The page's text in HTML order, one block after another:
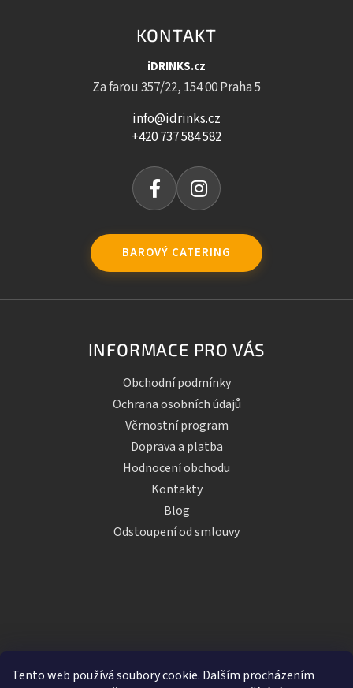
Tento web používá soubory cookie. Dalším procházením
KONTAKT
iDRINKS.cz
Za farou 357/22, 154 00 Praha 5
info@idrinks.cz
+420 737 584 582
BAROVÝ CATERING
INFORMACE PRO VÁS
Obchodní podmínky
Ochrana osobních údajů
Věrnostní program
Doprava a platba
Hodnocení obchodu
Kontakty
Blog
Odstoupení od smlouvy